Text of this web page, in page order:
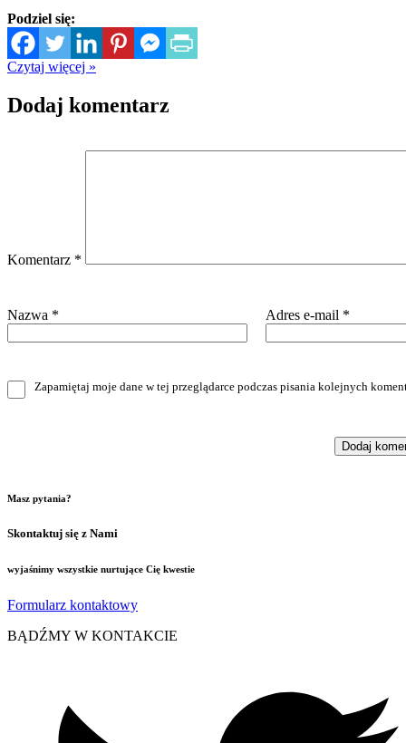
Podziel się:
Czytaj więcej »
Dodaj komentarz
Komentarz *
Nazwa * Adres e-mail *
Zapamiętaj moje dane w tej przeglądarce podczas pisania kolejnych
Masz pytania?
Skontaktuj się z Nami
wyjaśnimy wszystkie nurtujące Cię kwestie
Formularz kontaktowy
BĄDŹMY W KONTAKCIE